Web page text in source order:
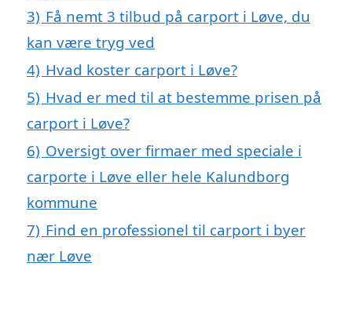
3) Få nemt 3 tilbud på carport i Løve, du
kan være tryg ved
4) Hvad koster carport i Løve?
5) Hvad er med til at bestemme prisen på
carport i Løve?
6) Oversigt over firmaer med speciale i
carporte i Løve eller hele Kalundborg
kommune
7) Find en professionel til carport i byer
nær Løve